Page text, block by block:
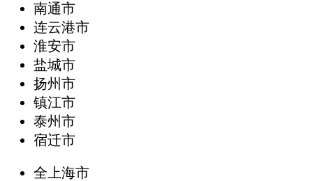
南通市
连云港市
淮安市
盐城市
扬州市
镇江市
泰州市
宿迁市
全上海市